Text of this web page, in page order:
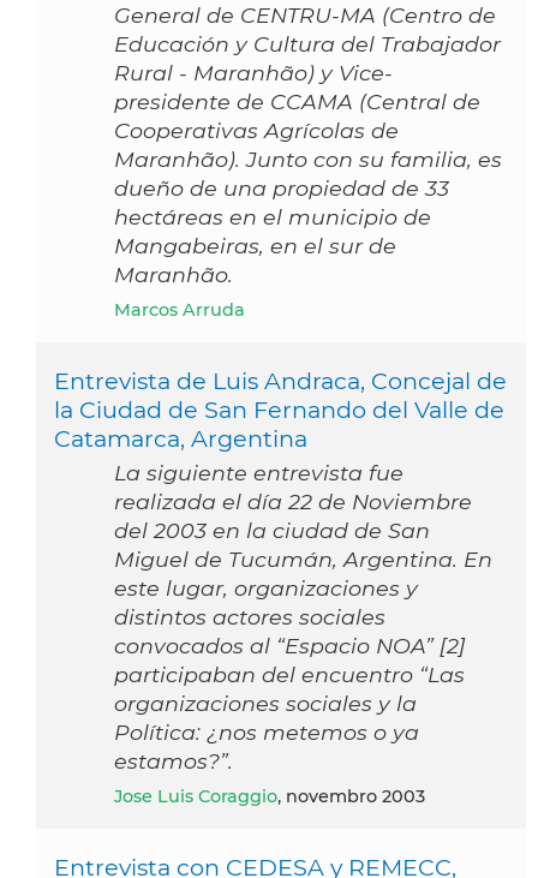
General de CENTRU-MA (Centro de
Educación y Cultura del Trabajador
Rural - Maranhão) y Vice-
presidente de CCAMA (Central de
Cooperativas Agrícolas de
Maranhão). Junto con su familia, es
dueño de una propiedad de 33
hectáreas en el municipio de
Mangabeiras, en el sur de
Maranhão.
Marcos Arruda
Entrevista de Luis Andraca, Concejal de
la Ciudad de San Fernando del Valle de
Catamarca, Argentina
La siguiente entrevista fue
realizada el día 22 de Noviembre
del 2003 en la ciudad de San
Miguel de Tucumán, Argentina. En
este lugar, organizaciones y
distintos actores sociales
convocados al “Espacio NOA” [2]
participaban del encuentro “Las
organizaciones sociales y la
Política: ¿nos metemos o ya
estamos?”.
Jose Luis Coraggio, novembro 2003
Entrevista con CEDESA y REMECC,